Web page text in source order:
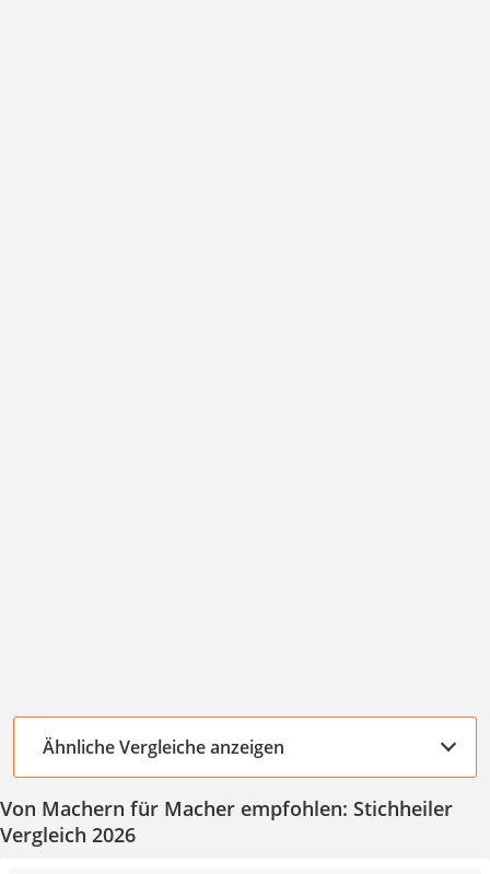
Ähnliche Vergleiche anzeigen
Von Machern für Macher empfohlen: Stichheiler
Vergleich 2026